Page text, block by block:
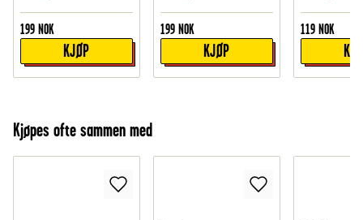
199 NOK
KJØP
199 NOK
KJØP
119 NOK
Kjøpes ofte sammen med